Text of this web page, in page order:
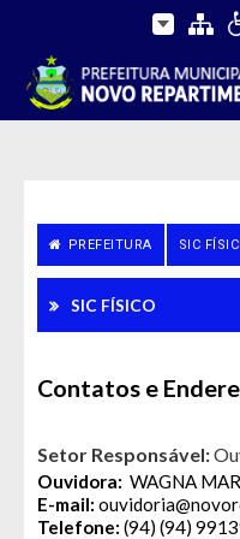
PREFEITURA SIC
SIC FÍSICO
Contatos e
Setor Responsável:
Ouvidora: WAGNA
E-mail:
Telefone: (94) (94)
Tamanho da
Usuário
Usuário
Contatos e